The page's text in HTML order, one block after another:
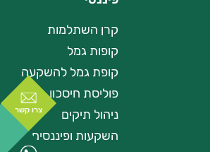
צרו קשר
קרן השתלמות
קופות גמל
קופת גמל להשקעה
פוליסת חיסכון
ניהול תיקים
השקעות ופיננסים